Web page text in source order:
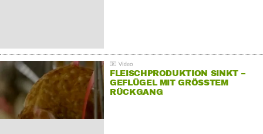
FLEISCHPRODUKTION SINKT –
GEFLÜGEL MIT GRÖSSTEM R
ÜCKGANG